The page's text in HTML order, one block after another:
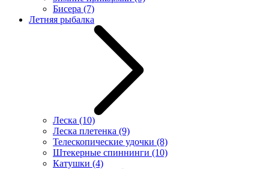
Бисера (7)
Летняя рыбалка
Леска (10)
Леска плетенка (9)
Телескопические удочки (8)
Штекерные спиннинги (10)
Катушки (4)